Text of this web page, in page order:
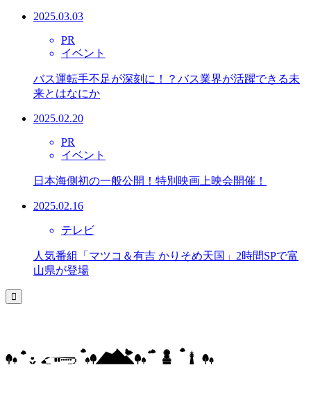
2025.03.03
PR
イベント
バス運転手不足が深刻に！？バス業界が活躍できる未
来とはなにか
2025.02.20
PR
イベント
日本海側初の一般公開！特別映画上映会開催！
2025.02.16
テレビ
人気番組「マツコ＆有吉 かりそめ天国」2時間SPで富
山県が登場